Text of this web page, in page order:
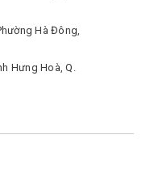
Hà Đông,
Hưng Hoà, Q.